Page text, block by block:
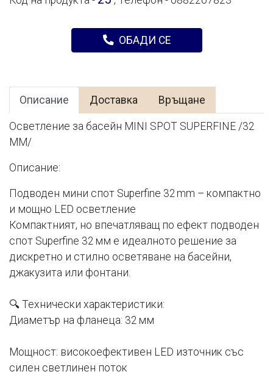
ОБАДИ СЕ
Описание Доставка Връщане
Осветление за басейн MINI SPOT SUPERFINE /32
MM/
Описание:
Подводен мини спот Superfine 32 mm – компактно
и мощно LED осветление
Компактният, но впечатляващ по ефект подводен
спот Superfine 32 мм е идеалното решение за
дискретно и стилно осветяване на басейни,
джакузита или фонтани.
🔍 Технически характеристики:
Диаметър на фланеца: 32 мм
Мощност: високоефективен LED източник със
силен светлинен поток